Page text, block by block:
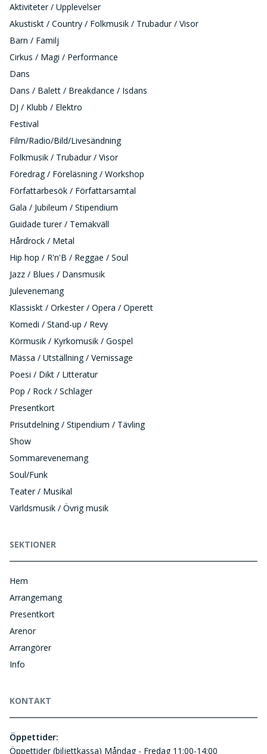
Aktiviteter / Upplevelser
Akustiskt / Country / Folkmusik / Trubadur / Visor
Barn / Familj
Cirkus / Magi / Performance
Dans
Dans / Balett / Breakdance / Isdans
DJ / Klubb / Elektro
Festival
Film/Radio/Bild/Livesändning
Folkmusik / Trubadur / Visor
Föredrag / Föreläsning / Workshop
Författarbesök / Författarsamtal
Gala / Jubileum / Stipendium
Guidade turer / Temakväll
Hårdrock / Metal
Hip hop / R'n'B / Reggae / Soul
Jazz / Blues / Dansmusik
Julevenemang
Klassiskt / Orkester / Opera / Operett
Komedi / Stand-up / Revy
Körmusik / Kyrkomusik / Gospel
Mässa / Utställning / Vernissage
Poesi / Dikt / Litteratur
Pop / Rock / Schlager
Presentkort
Prisutdelning / Stipendium / Tävling
Show
Sommarevenemang
Soul/Funk
Teater / Musikal
Världsmusik / Övrig musik
SEKTIONER
Hem
Arrangemang
Presentkort
Arenor
Arrangörer
Info
KONTAKT
Öppettider:
Öppettider (biljettkassa) Måndag - Fredag 11:00-14:00